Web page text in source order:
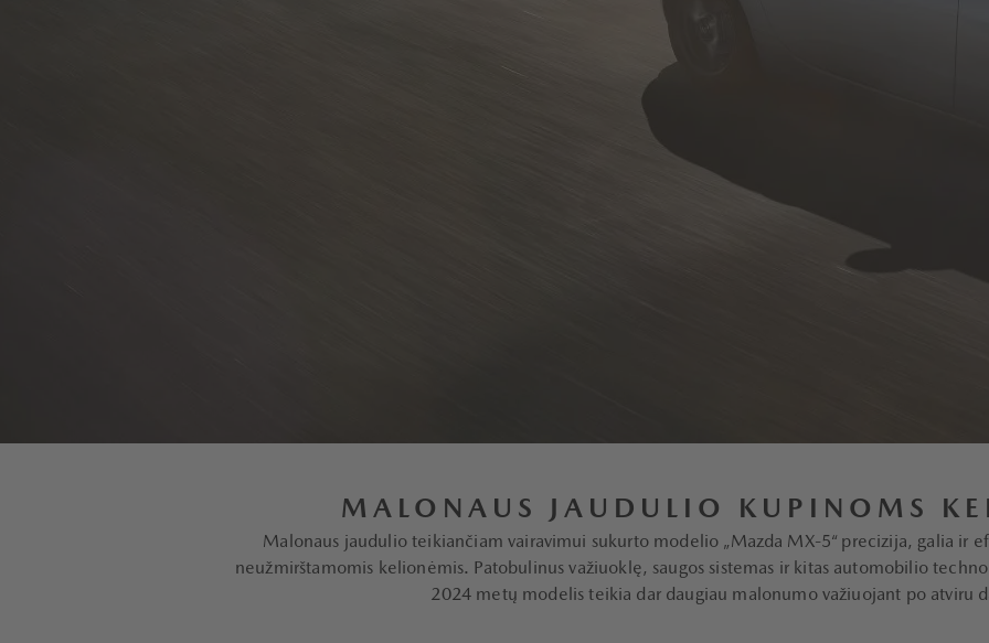
MALONAUS JAUDULIO KUPINOMS
Malonaus jaudulio teikiančiam vairavimui sukurto modelio „Mazda MX-5“ precizija, galia ir
neužmirštamomis kelionėmis. Patobulinus važiuoklę, saugos sistemas ir kitas automobilio
2024 metų modelis teikia dar daugiau malonumo važiuojant po atviru